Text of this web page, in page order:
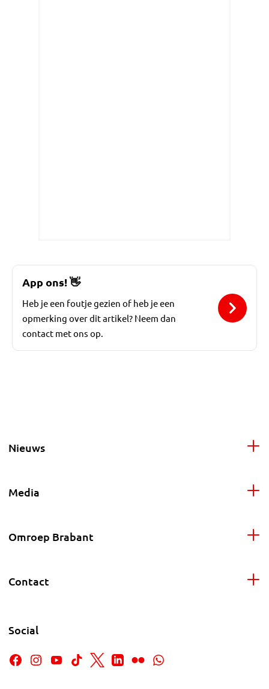
App ons!👋
Heb je een foutje gezien of heb je een
opmerking over dit artikel? Neem dan
contact met ons op.
Nieuws
Media
Omroep Brabant
Contact
Social